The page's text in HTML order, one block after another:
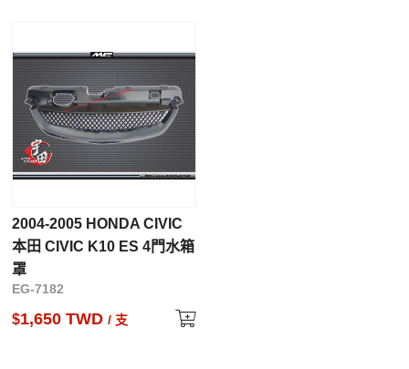
2004-2005 HONDA CIVIC
本田 CIVIC K10 ES 4門水箱
罩
EG-7182
$1,650 TWD/ 支